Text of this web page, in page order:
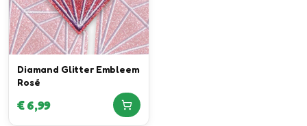
Diamand Glitter Embleem
Rosé
€6,99